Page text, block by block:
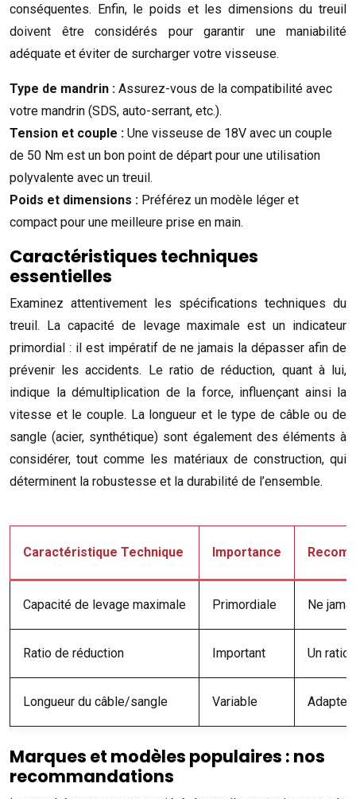
conséquentes. Enfin, le poids et les dimensions du treuil
doivent être considérés pour garantir une maniabilité
adéquate et éviter de surcharger votre visseuse.
Type de mandrin : Assurez-vous de la compatibilité avec
votre mandrin (SDS, auto-serrant, etc.).
Tension et couple : Une visseuse de 18V avec un couple
de 50 Nm est un bon point de départ pour une utilisation
polyvalente avec un treuil.
Poids et dimensions : Préférez un modèle léger et
compact pour une meilleure prise en main.
Caractéristiques techniques
essentielles
Examinez attentivement les spécifications techniques du
treuil. La capacité de levage maximale est un indicateur
primordial : il est impératif de ne jamais la dépasser afin de
prévenir les accidents. Le ratio de réduction, quant à lui,
indique la démultiplication de la force, influençant ainsi la
vitesse et le couple. La longueur et le type de câble ou de
sangle (acier, synthétique) sont également des éléments à
considérer, tout comme les matériaux de construction, qui
déterminent la robustesse et la durabilité de l’ensemble.
Caractéristique Technique Importance
Capacité de levage maximale Primordiale Ne
Ratio de réduction Important Un ratio
Longueur du câble/sangle Variable
Marques et modèles populaires : nos
recommandations